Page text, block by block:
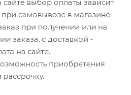
сайте выбор оплаты зависит
при самовывозе в магазине -
при получении или на
заказа, с доставкой -
на сайте.
приобретения